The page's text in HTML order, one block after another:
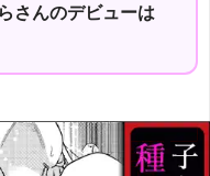
さんのデビューは